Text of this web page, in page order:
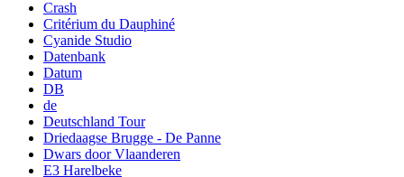
Crash
Critérium du Dauphiné
Cyanide Studio
Datenbank
Datum
DB
de
Deutschland Tour
Driedaagse Brugge - De Panne
Dwars door Vlaanderen
E3 Harelbeke